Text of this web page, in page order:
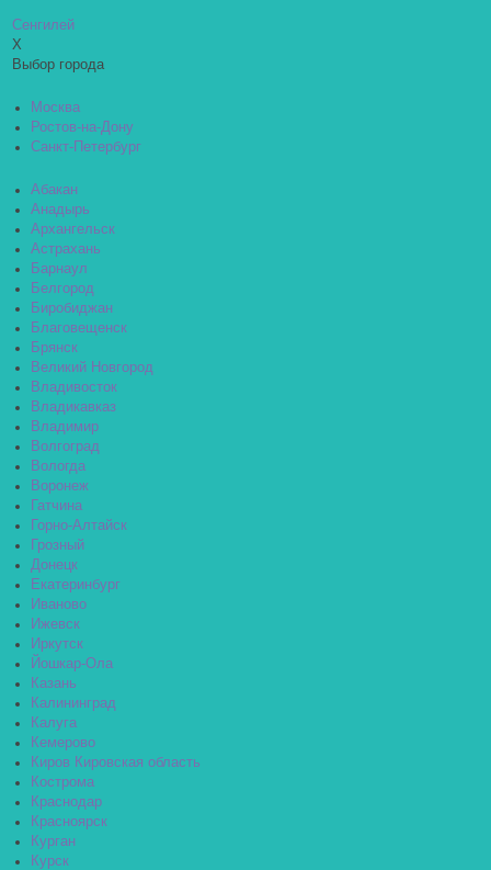
Сенгилей
X
Выбор города
Москва
Ростов-на-Дону
Санкт-Петербург
Абакан
Анадырь
Архангельск
Астрахань
Барнаул
Белгород
Биробиджан
Благовещенск
Брянск
Великий Новгород
Владивосток
Владикавказ
Владимир
Волгоград
Вологда
Воронеж
Гатчина
Горно-Алтайск
Грозный
Донецк
Екатеринбург
Иваново
Ижевск
Иркутск
Йошкар-Ола
Казань
Калининград
Калуга
Кемерово
Киров Кировская область
Кострома
Краснодар
Красноярск
Курган
Курск